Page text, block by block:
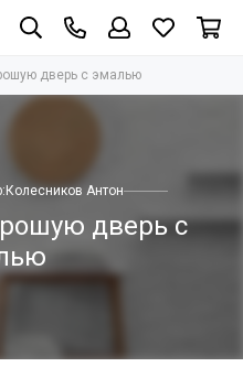
дверь с эмалью
Колесников Антон
дверь с